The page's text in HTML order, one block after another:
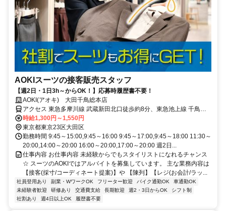
AOKIスーツの接客販売スタッフ
【週2日・1日3h～からOK！】応募時履歴書不要！
AOKI(アオキ) 大田千鳥総本店
アクセス 東急多摩川線 武蔵新田北口徒歩約8分、東急池上線 千鳥町
出入口1徒歩約8分、東急池上線 池上南口徒歩約9分 東急池上線「千
鳥町駅」より徒歩6分
時給1,300円～1,550円
東京都東京23区大田区
勤務時間 9:45～15:00,9:45～16:00 9:45～17:00,9:45～18:00 11:30～
20:00,14:00～20:00 16:00～20:00,17:00～20:00 週2日...
仕事内容 お仕事内容 未経験からでもスタイリストになれるチャンス
☆ スーツのAOKIではアルバイトを募集しています。 主な業務内容は
【接客(採寸/コーディネート提案)】や 【陳列】【レジ(お会計/ラッ...
社員登用あり 副業・WワークOK フリーター歓迎 バイク通勤OK
車通勤OK
未経験者歓迎
研修あり 交通費支給 長期歓迎 週2・3日からOK
シフト制
社割あり
週4日以上OK 履歴書不要